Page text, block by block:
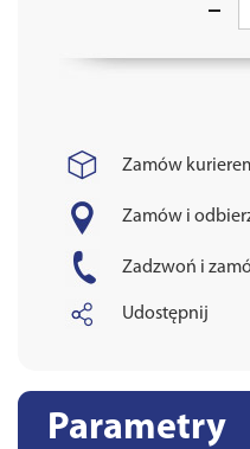
Zamów
Zamów i
Zadzwoń i
Udostępnij
Parametry